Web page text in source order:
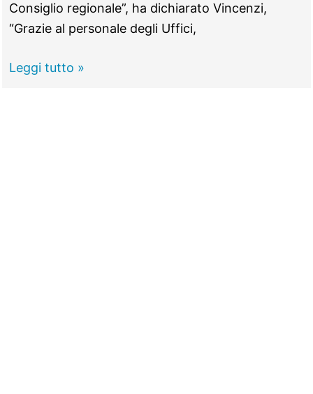
Consiglio regionale”, ha dichiarato Vincenzi,
“Grazie al personale degli Uffici,
Spesa
Leggi tutto »